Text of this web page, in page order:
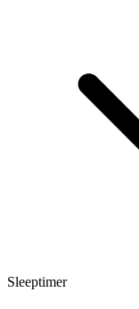
Sleeptimer